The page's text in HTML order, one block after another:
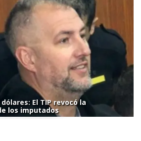
El TIP revocó la
los imputados